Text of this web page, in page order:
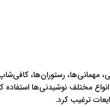
رستوران‌ها،
مختلف نوشیدنی‌ها استفاده
ترغیب کرد.